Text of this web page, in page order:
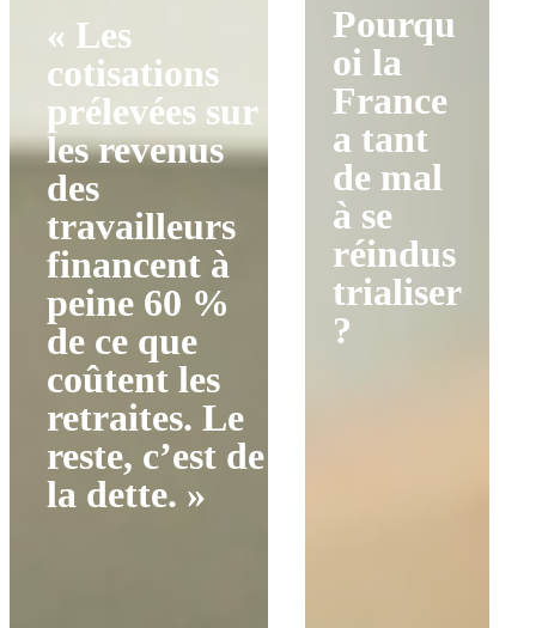
« Les
cotisations
prélevées sur
les revenus
des
travailleurs
financent à
peine 60 %
de ce que
coûtent les
retraites. Le
reste, c’est de
la dette. »
Pourqu
oi la
France
a tant
de mal
à se
réindus
trialiser
?